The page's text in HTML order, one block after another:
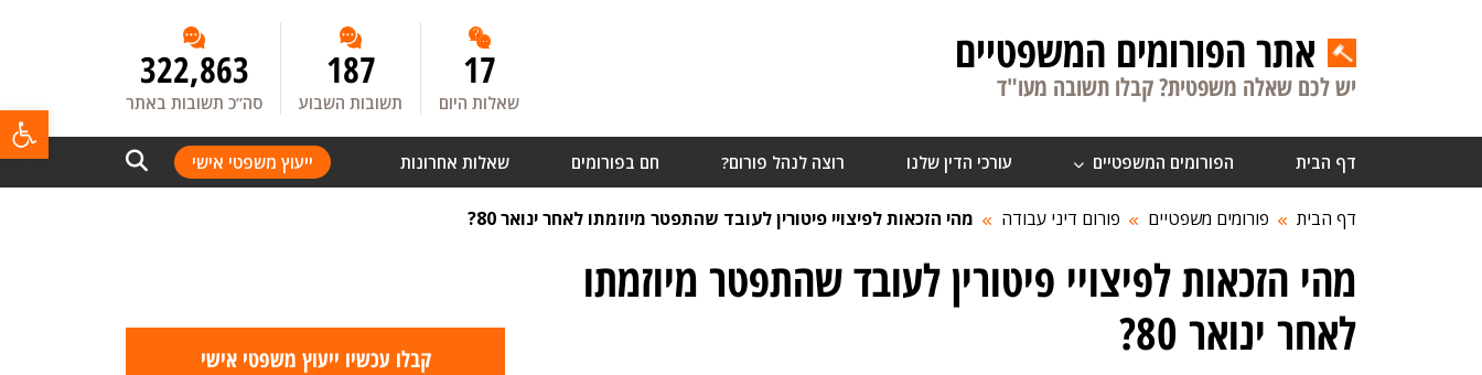
אתר הפורומים המשפטיים
יש לכם שאלה משפטית? קבלו תשובה מעו"ד 17
שאלות היום
187
תשובות השבוע
322,863
סה”כ תשובות באתר
דף הבית הפורומים המשפטיים עורכי הדין שלנו רוצה לנהל פורום? חם בפורומים שאלות אחרונות ייעוץ משפטי אישי
דף הבית פורומים משפטיים פורום דיני עבודה מהי הזכאות לפיצויי פיטורין לעובד שהתפטר מיוזמתו לאחר ינואר 80?
מהי הזכאות לפיצויי פיטורין לעובד שהתפטר מיוזמתו
לאחר ינואר 80?
קבלו עכשיו ייעוץ משפטי אישי